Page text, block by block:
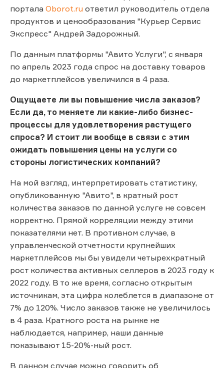
портала Oborot.ru ответил руководитель отдела
продуктов и ценообразования "Курьер Сервис
Экспресс" Андрей Задорожный.
По данным платформы "Авито Услуги", с января
по апрель 2023 года спрос на доставку товаров
до маркетплейсов увеличился в 4 раза.
Ощущаете ли вы повышение числа заказов?
Если да, то меняете ли какие-либо бизнес-
процессы для удовлетворения растущего
спроса? И стоит ли вообще в связи с этим
ожидать повышения цены на услуги со
стороны логистических компаний?
На мой взгляд, интерпретировать статистику,
опубликованную "Авито", в кратный рост
количества заказов по данной услуге не совсем
корректно. Прямой корреляции между этими
показателями нет. В противном случае, в
управленческой отчетности крупнейших
маркетплейсов мы бы увидели четырехкратный
рост количества активных селлеров в 2023 году к
2022 году. В то же время, согласно открытым
источникам, эта цифра колеблется в диапазоне от
7% до 120%. Число заказов также не увеличилось
в 4 раза. Кратного роста на рынке не
наблюдается, например, наши данные
показывают 15-20%-ный рост.
В данном случае можно говорить об